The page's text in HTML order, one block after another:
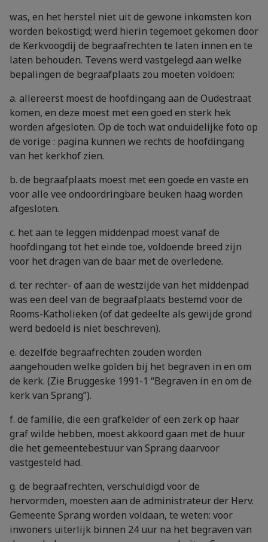
was, en het herstel niet uit de gewone inkomsten kon
worden bekostigd; werd hierin tegemoet gekomen door
de Kerkvoogdij de begraafrechten te laten innen en te
laten behouden. Tevens werd vastgelegd aan welke
bepalingen de begraafplaats zou moeten voldoen:
a. allereerst moest de hoofdingang aan de Oudestraat
komen, en deze moest met een goed en sterk hek
worden afgesloten. Op de toch wat onduidelijke foto op
de vorige : pagina kunnen we rechts de hoofdingang
van het kerkhof zien.
b. de begraafplaats moest met een goede en vaste en
voor alle vee ondoordringbare beuken haag worden
afgesloten.
c. het aan te leggen middenpad moest vanaf de
hoofdingang tot het einde toe, voldoende breed zijn
voor het dragen van de baar met de overledene.
d. ter rechter- of aan de westzijde van het middenpad
was een deel van de begraafplaats bestemd voor de
Rooms-Katholieken (of dat gedeelte als gewijde grond
werd bedoeld is niet beschreven).
e. dezelfde begraafrechten zouden worden
aangehouden welke golden bij het begraven in en om
de kerk. (Zie Bruggeske 1991-1 “Begraven in en om de
kerk van Sprang”).
f. de familie, die een grafkelder of een zerk op haar
graf wilde hebben, moest akkoord gaan met de huur
die het gemeentebestuur van Sprang daarvoor
vastgesteld had.
g. de begraafrechten, verschuldigd voor de
hervormden, moesten aan de administrateur der Herv.
Gemeente Sprang worden voldaan, te weten: voor
inwoners uiterlijk binnen 24 uur na het begraven van